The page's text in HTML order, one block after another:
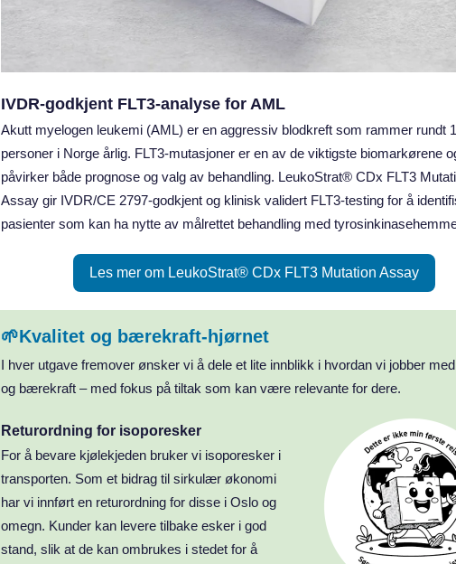
IVDR‑godkjent FLT3‑analyse for AML
Akutt myelogen leukemi (AML) er en aggressiv blodkreft som rammer rundt
personer i Norge årlig. FLT3‑mutasjoner er en av de viktigste biomarkørene
påvirker både prognose og valg av behandling. LeukoStrat® CDx FLT3
Assay gir IVDR/CE 2797‑godkjent og klinisk validert FLT3‑testing for å
pasienter som kan ha nytte av målrettet behandling med
Les mer om LeukoStrat® CDx FLT3 Mutation Assay
🌱Kvalitet og bærekraft‑hjørnet
I hver utgave fremover ønsker vi å dele et lite innblikk i hvordan vi jobber
og bærekraft – med fokus på tiltak som kan være relevante for dere.
Returordning for isoporesker
For å bevare kjølekjeden bruker vi isoporesker i
transporten. Som et bidrag til sirkulær økonomi
har vi innført en returordning for disse i Oslo og
omegn. Kunder kan levere tilbake esker i god
stand, slik at de kan ombrukes i stedet for å